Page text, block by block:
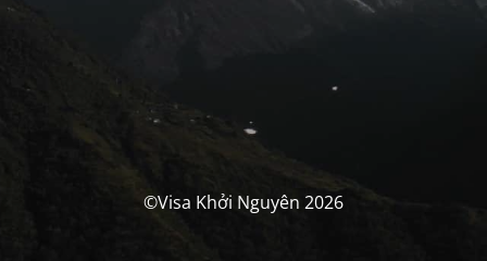
©Visa Khởi Nguyên 2026